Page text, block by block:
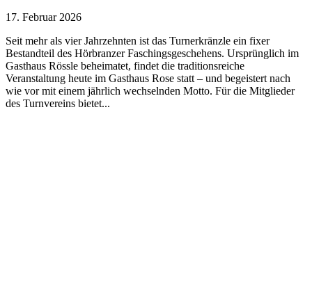
17. Februar 2026
Seit mehr als vier Jahrzehnten ist das Turnerkränzle ein fixer
Bestandteil des Hörbranzer Faschingsgeschehens. Ursprünglich im
Gasthaus Rössle beheimatet, findet die traditionsreiche
Veranstaltung heute im Gasthaus Rose statt – und begeistert nach
wie vor mit einem jährlich wechselnden Motto. Für die Mitglieder
des Turnvereins bietet...